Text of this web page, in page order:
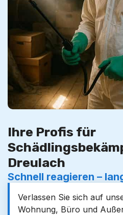
Ihre Profis für
Dreulach
Schnell reagieren –
Verlassen Sie sich auf
Wohnung, Büro und